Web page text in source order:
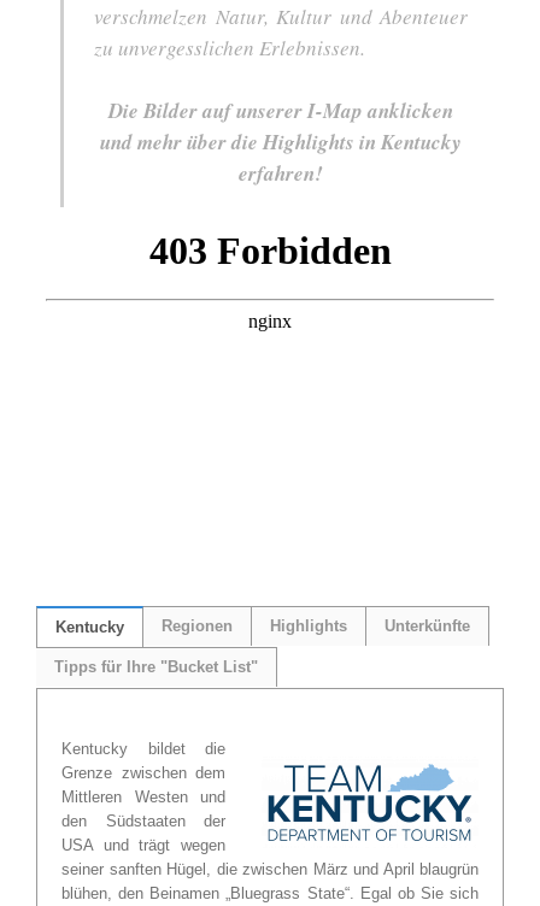
verschmelzen Natur, Kultur und Abenteuer
zu unvergesslichen Erlebnissen.
Die Bilder auf unserer I-Map anklicken
und mehr über die Highlights in Kentucky
erfahren!
Kentucky Regionen Highlights Unterkünfte
Tipps für Ihre "Bucket List"
Kentucky bildet die
Grenze zwischen dem
Mittleren Westen und
den Südstaaten der
USA und trägt wegen
seiner sanften Hügel, die zwischen März und April blaugrün
blühen, den Beinamen „Bluegrass State“. Egal ob Sie sich